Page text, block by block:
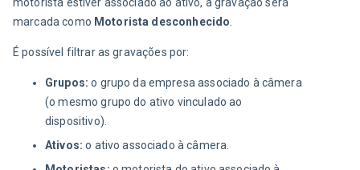
marcada como Motorista desconhecido
É possível filtrar as gravações por:
Grupos: o grupo da empresa associado à câmera
(o mesmo grupo do ativo vinculado ao
dispositivo).
Ativos: o ativo associado à câmera.